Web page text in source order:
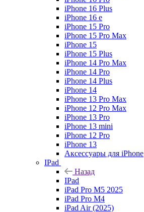
iPhone 16 Plus
iPhone 16 e
iPhone 15 Pro
iPhone 15 Pro Max
iPhone 15
iPhone 15 Plus
iPhone 14 Pro Max
iPhone 14 Pro
iPhone 14 Plus
iPhone 14
iPhone 13 Pro Max
iPhone 12 Pro Max
iPhone 13 Pro
iPhone 13 mini
iPhone 12 Pro
iPhone 13
Аксессуары для iPhone
IPad
Назад
IPad
iPad Pro M5 2025
iPad Pro M4
iPad Air (2025)